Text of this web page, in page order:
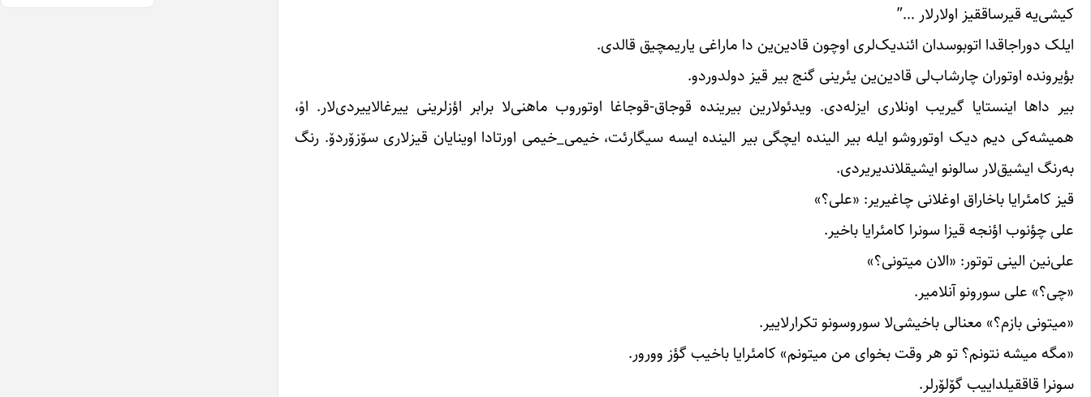
کیشی‌‌یه قیرساققیز اولارلار …”
ایلک دوراجاقدا اتوبوسدان ائندیک‌لری اوچون قادین‌ین دا ماراغی یاریمچیق قالدی.
بؤیرونده اوتوران چارشاب‌لی قادین‌ین یئرینی گنج بیر قیز دولدوردو.
بیر داها اینستایا گیریب اونلاری ایزله‌دی. ویدئولارین بیرینده قوجاق-قوجاغا اوتوروب ماهنی‌لا برابر اؤزلرینی ییرغالاییردی‌لار. اوْ،
همیشه‌کی دیم دیک اوتوروشو ایله بیر الینده ایچگی‌ بیر الینده ایسه سیگارئت، خیمی_خیمی اورتادا اوینایان قیزلاری سۆزۆردۆ. رنگ
به‌رنگ ایشیق‌لار سالونو ایشیقلاندیریردی.
قیز کامئرایا باخاراق اوغلانی چاغیریر: «علی؟»
علی چؤنوب اؤنجه قیزا سونرا کامئرایا باخیر.
علی‌نین الینی توتور: «الان میتونی؟»
«چی؟» علی سورونو آنلامیر.
«میتونی بازم؟» معنالی باخیشی‌لا سوروسونو تکرارلاییر.
«مگه میشه نتونم؟ تو هر وقت بخوای من میتونم» کامئرایا باخیب گؤز وورور.
سونرا قاققیلداییب گۆلۆرلر.